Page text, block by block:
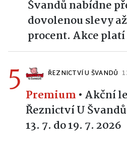
Švandů nabídne
dovolenou slevy
procent. Akce
5 ŘEZNICTVÍ U ŠVANDŮ
Premium • Akční
Řeznictví U
13. 7. do 19. 7. 2026